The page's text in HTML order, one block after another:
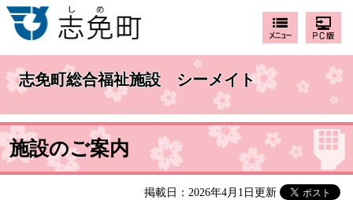
志免町総合福祉施設 シーメイト
施設のご案内
掲載日：2026年4月1日更新